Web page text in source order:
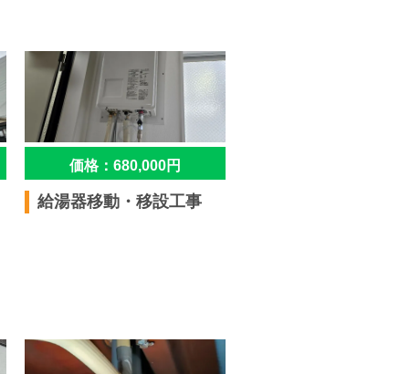
価格：680,000円
給湯器移動・移設工事